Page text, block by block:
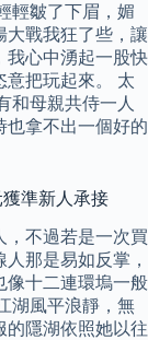
輕皺了下眉，媚
大戰我狂了些，讓
我心中湧起一股快
意把玩起來。 太
和母親共侍一人
也拿不出一個好的
準新人承接
，不過若是一次買
那是易如反掌，
像十二連環塢一般
湖風平浪靜，無
的隱湖依照她以往